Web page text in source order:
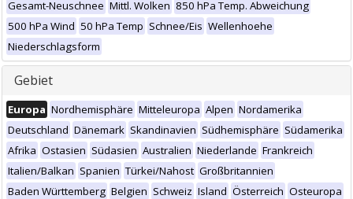
Gesamt-Neuschnee Mittl. Wolken 850 hPa Temp. Abweichung
500 hPa Wind 50 hPa Temp Schnee/Eis Wellenhoehe
Niederschlagsform
Gebiet
Europa Nordhemisphäre Mitteleuropa Alpen Nordamerika
Deutschland Dänemark Skandinavien Südhemisphäre Südamerika
Afrika Ostasien Südasien Australien Niederlande Frankreich
Italien/Balkan Spanien Türkei/Nahost Großbritannien
Baden Württemberg Belgien Schweiz Island Österreich Osteuropa